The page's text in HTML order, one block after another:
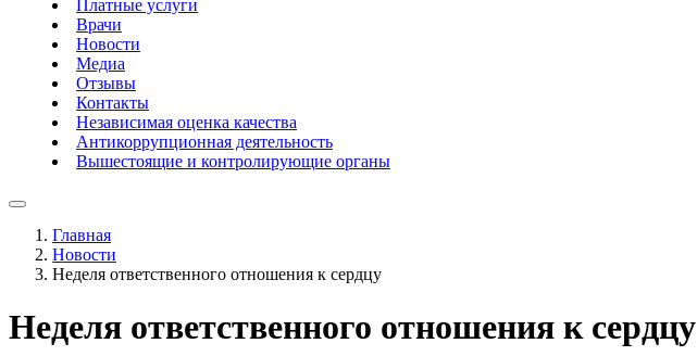
Платные услуги
Врачи
Новости
Медиа
Отзывы
Контакты
Независимая оценка качества
Антикоррупционная деятельность
Вышестоящие и контролирующие органы
Главная
Новости
Неделя ответственного отношения к сердцу
Неделя ответственного отношения к сердцу